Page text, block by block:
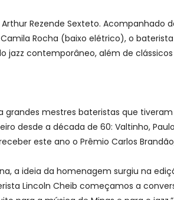
Rezende Sexteto. Acompanhado
Rocha (baixo elétrico), o
contemporâneo, além de clássicos
mestres bateristas que
desde a década de 60: Valtinho,
este ano o Prêmio Carlos
a ideia da homenagem surgiu na
Lincoln Cheib começamos a